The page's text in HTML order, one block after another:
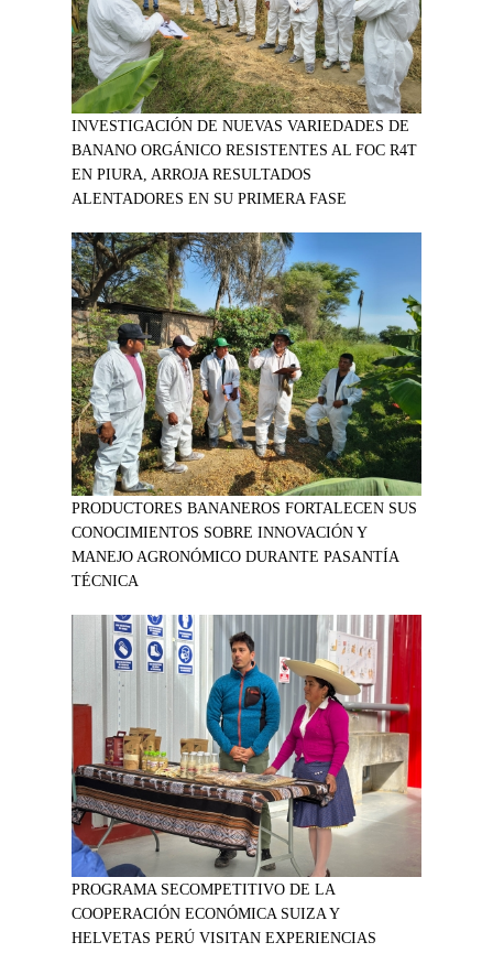
INVESTIGACIÓN DE NUEVAS VARIEDADES DE
BANANO ORGÁNICO RESISTENTES AL FOC R4T
EN PIURA, ARROJA RESULTADOS
ALENTADORES EN SU PRIMERA FASE
PRODUCTORES BANANEROS FORTALECEN SUS
CONOCIMIENTOS SOBRE INNOVACIÓN Y
MANEJO AGRONÓMICO DURANTE PASANTÍA
TÉCNICA
PROGRAMA SECOMPETITIVO DE LA
COOPERACIÓN ECONÓMICA SUIZA Y
HELVETAS PERÚ VISITAN EXPERIENCIAS